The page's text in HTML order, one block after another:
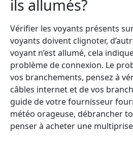
ils allumés?
Vérifier les voyants présents
voyants doivent clignoter,
voyant n’est allumé, cela
problème de connexion. Le
vos branchements, pensez à
câbles internet et de vos
guide de votre fournisseur
météo orageuse, débrancher
penser à acheter une